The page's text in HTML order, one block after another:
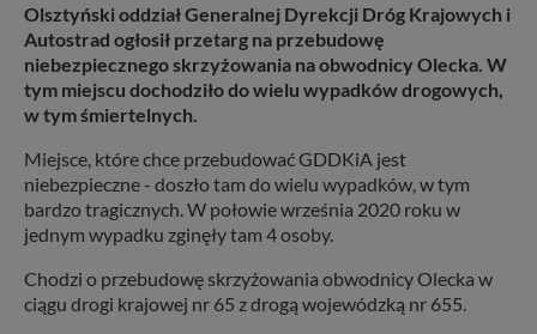
Olsztyński oddział Generalnej Dyrekcji Dróg Krajowych i
Autostrad ogłosił przetarg na przebudowę
niebezpiecznego skrzyżowania na obwodnicy Olecka. W
tym miejscu dochodziło do wielu wypadków drogowych,
w tym śmiertelnych.
Miejsce, które chce przebudować GDDKiA jest
niebezpieczne - doszło tam do wielu wypadków, w tym
bardzo tragicznych. W połowie września 2020 roku w
jednym wypadku zginęły tam 4 osoby.
Chodzi o przebudowę skrzyżowania obwodnicy Olecka w
ciągu drogi krajowej nr 65 z drogą wojewódzką nr 655.